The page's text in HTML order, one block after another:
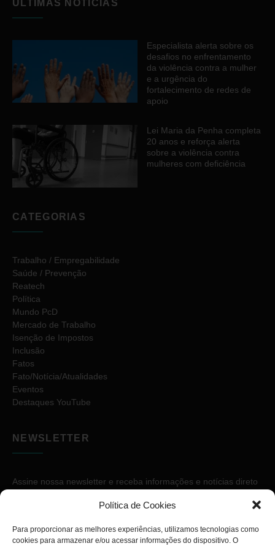
Política de Cookies
Para proporcionar as melhores experiências, utilizamos tecnologias como
cookies para armazenar e/ou acessar informações do dispositivo. O
ÚLTIMAS NOTÍCIAS
Especialista alerta sobre os
desafios no enfrentamento
da violência contra a mulher
e a urgência do
fortalecimento de redes de
apoio
Lei Maria da Penha completa
20 anos e reforça alerta
sobre a violência contra
mulheres com deficiência
CATEGORIAS
Trabalho / Empregabilidade
Saúde / Prevenção
Reatech
Política
Mundo PcD
Mercado de Trabalho
Isenção de Impostos
Inclusão
Fatos
Fato/Notícia/Atualidades
Eventos
Destaques YouTube
NEWSLETTER
Assine nossa newsletter e receba informações e notícias direto